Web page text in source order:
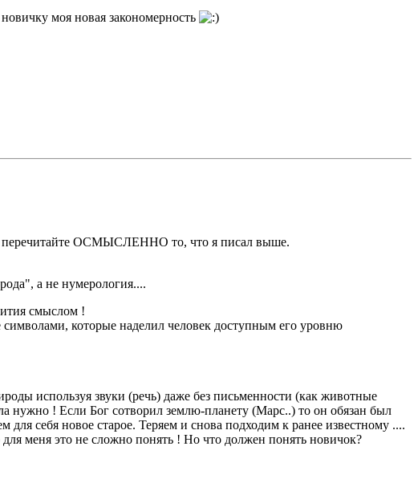
моя новая закономерность
перечитайте ОСМЫСЛЕННО то, что я писал выше.
а не нумерология....
смыслом !
которые наделил человек доступным его уровню
используя звуки (речь) даже без письменности (как животные
нужно ! Если Бог сотворил землю-планету (Марс..) то он обязан был
себя новое старое. Теряем и снова подходим к ранее известному ....
меня это не сложно понять ! Но что должен понять новичок?